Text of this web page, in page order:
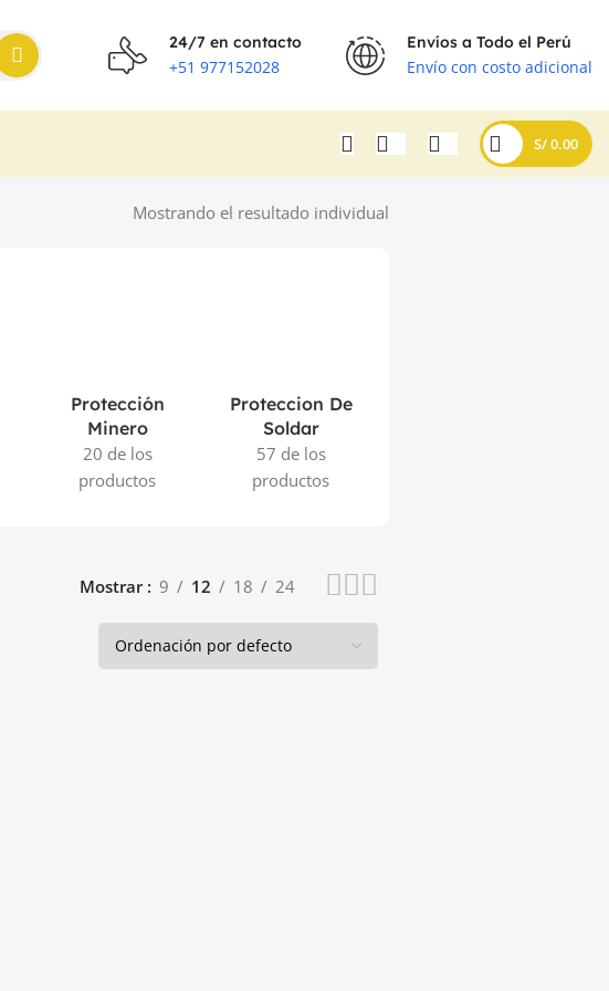
24/7 en contacto
+51 977152028
Envíos a Todo el Perú
Envío con costo adicional
S/0.00
Mostrando el resultado individual
Protección
Minero
20 de los
productos
Proteccion De
Soldar
57 de los
productos
Mostrar 9 12 18 24